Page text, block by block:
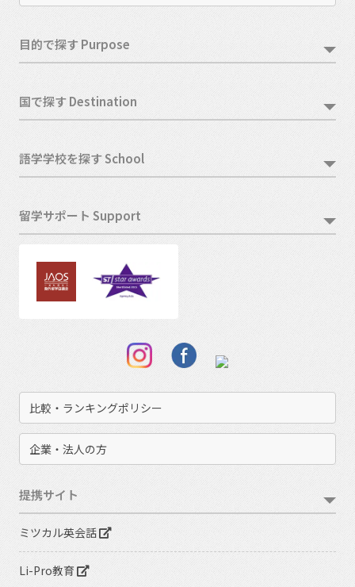
目的で探す Purpose
国で探す Destination
語学学校を探す School
留学サポート Support
比較・ランキングポリシー
企業・法人の方
提携サイト
ミツカル英会話
Li-Pro教育